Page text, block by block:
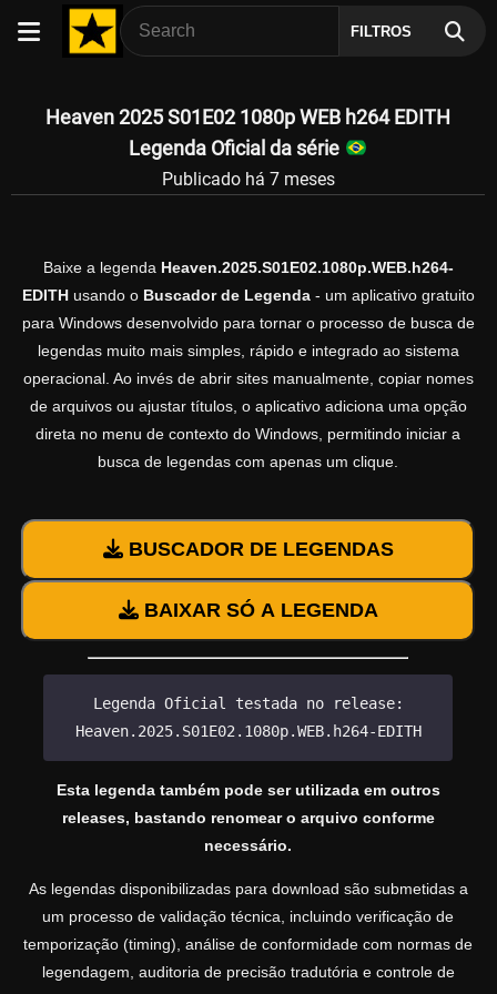
FILTROS
Heaven 2025 S01E02 1080p WEB h264 EDITH
Legenda Oficial da série
Publicado há 7 meses
Baixe a legenda Heaven.2025.S01E02.1080p.WEB.h264-
EDITHusando o Buscador de Legenda- um aplicativo gratuito
para Windows desenvolvido para tornar o processo de busca de
legendas muito mais simples, rápido e integrado ao sistema
operacional. Ao invés de abrir sites manualmente, copiar nomes
de arquivos ou ajustar títulos, o aplicativo adiciona uma opção
direta no menu de contexto do Windows, permitindo iniciar a
busca de legendas com apenas um clique.
BUSCADOR DE LEGENDAS
BAIXAR SÓ A LEGENDA
Legenda Oficial testada no release:
Heaven.2025.S01E02.1080p.WEB.h264-EDITH
Esta legenda também pode ser utilizada em outros
releases, bastando renomear o arquivo conforme
necessário.
As legendas disponibilizadas para download são submetidas a
um processo de validação técnica, incluindo verificação de
temporização (timing), análise de conformidade com normas de
legendagem, auditoria de precisão tradutória e controle de